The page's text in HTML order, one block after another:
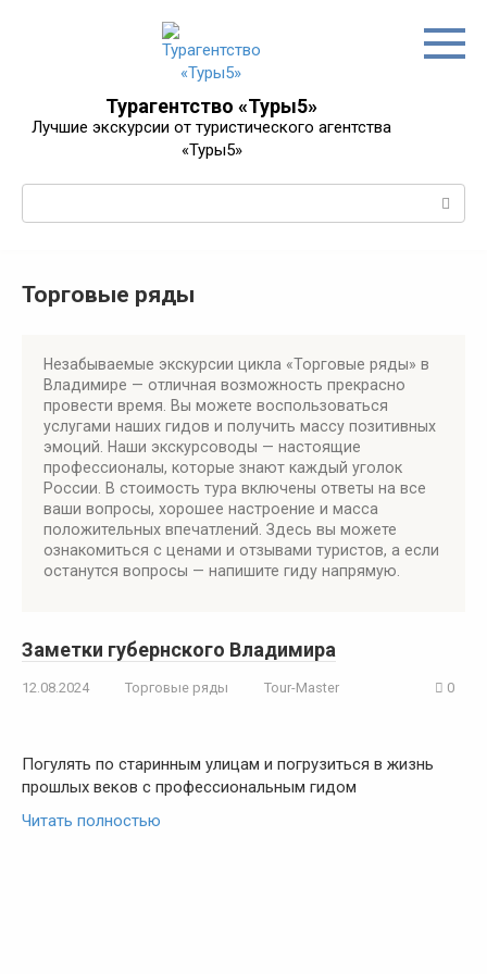
Турагентство «Туры5»
Лучшие экскурсии от туристического агентства
«Туры5»
Торговые ряды
Незабываемые экскурсии цикла «Торговые ряды» в
Владимире — отличная возможность прекрасно
провести время. Вы можете воспользоваться
услугами наших гидов и получить массу позитивных
эмоций. Наши экскурсоводы — настоящие
профессионалы, которые знают каждый уголок
России. В стоимость тура включены ответы на все
ваши вопросы, хорошее настроение и масса
положительных впечатлений. Здесь вы можете
ознакомиться с ценами и отзывами туристов, а если
останутся вопросы — напишите гиду напрямую.
Заметки губернского Владимира
12.08.2024 Торговые ряды Tour-Master 0
Погулять по старинным улицам и погрузиться в жизнь
прошлых веков с профессиональным гидом
Читать полностью